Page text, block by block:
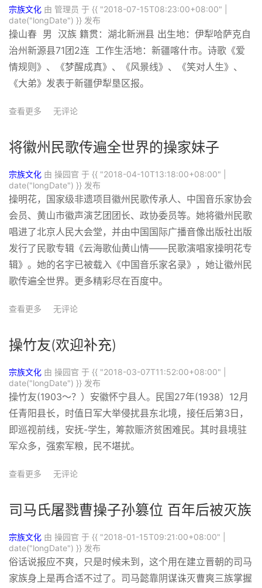
宗族文化 由 管理员 于 {{ "2018-07-15T08:23:00+08:00" |
date("longDate") }} 发布
操山春 男 汉族 籍贯：湖北新洲县 出生地：伊犁哈萨克自
治州新源县71团2连 工作生活地：新疆喀什市。诗歌《爱
情规则》、《梦醒成真》、《风景线》、《笑对人生》、
《大弟》发表于新疆伊犁垦区报。
查看更多 无评论
将徽州民歌传遍全世界的操家妹子
宗族文化 由 操园官 于 {{ "2018-04-10T13:18:00+08:00" |
date("longDate") }} 发布
操明花，国家级非遗项目徽州民歌传承人、中国音乐家协会
会员、黄山市徽声演艺团团长、政协委员等。她将徽州民歌
唱进了北京人民大会堂，并由中国国际广播音像出版社出版
发行了民歌专辑《云海歌仙黄山情——民歌演唱家操明花专
辑》。她的名字已被载入《中国音乐家名录》，她让徽州民
歌传遍全世界。更多精彩尽在百度中。
查看更多 无评论
操竹友(欢迎补充)
宗族文化 由 操园官 于 {{ "2018-03-07T11:52:00+08:00" |
date("longDate") }} 发布
操竹友(1903～？）安徽怀宁县人。民国27年(1938）12月
任青阳县长，时值日军大举侵扰县东北境，接任后第3日，
即巡视前线，安抚-学生，筹款赈济贫困难民。其时县境驻
军众多，强索军粮，民不堪扰。
查看更多 无评论
司马氏屠戮曹操子孙篡位 百年后被灭族
宗族文化 由 操园官 于 {{ "2018-01-15T09:21:00+08:00" |
date("longDate") }} 发布
俗话说报应不爽，只是时候未到，这个用在建立晋朝的司马
家族身上是再合适不过了。司马懿靠阴谋诛灭曹爽三族掌握